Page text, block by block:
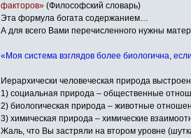
факторов» (Философский словарь)
Эта формула богата содержанием…
А для всего Вами перечисленного нужны
«Моя система взглядов более биологична,
Иерархически человеческая природа
1) социальная природа – общественные
2) биологическая природа – животные
3) химическая природа – химические
Жаль, что Вы застряли на втором уровне